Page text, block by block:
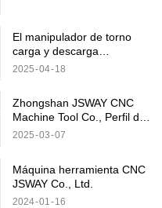
El manipulador de torno
carga y descarga
automáticamente
2025 04 18
Zhongshan JSWAY CNC
Machine Tool Co., Perfil de
la compañía LTD
2025 03 07
Máquina herramienta CNC
JSWAY Co., Ltd.
2024 01 16